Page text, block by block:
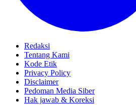
Redaksi
Tentang Kami
Kode Etik
Privacy Policy
Disclaimer
Pedoman Media Siber
Hak jawab & Koreksi